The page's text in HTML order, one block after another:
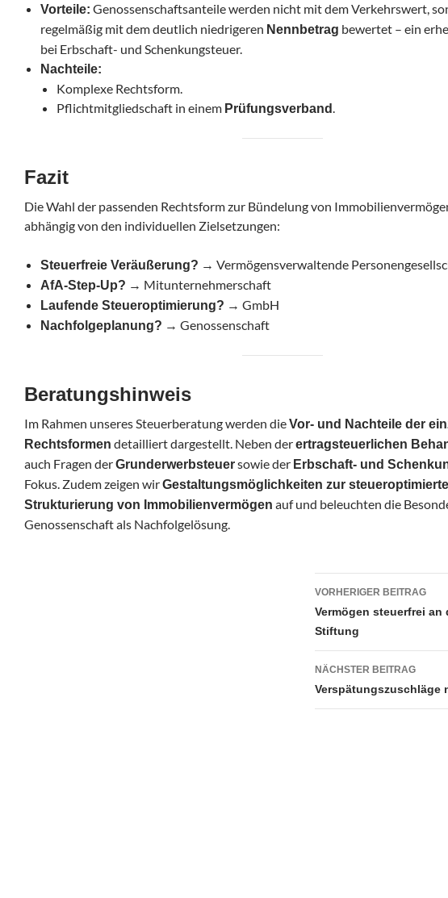
Vorteile: Genossenschaftsanteile werden nicht mit dem Verkehrswert,
regelmäßig mit dem deutlich niedrigeren Nennbetrag bewertet – ein
bei Erbschaft- und Schenkungsteuer.
Nachteile:
Komplexe Rechtsform.
Pflichtmitgliedschaft in einem Prüfungsverband.
Fazit
Die Wahl der passenden Rechtsform zur Bündelung von
abhängig von den individuellen Zielsetzungen:
Steuerfreie Veräußerung? → Vermögensverwaltende
AfA-Step-Up? → Mitunternehmerschaft
Laufende Steueroptimierung? → GmbH
Nachfolgeplanung? → Genossenschaft
Beratungshinweis
Im Rahmen unseres Steuerberatung werden dieVor- und Nachteile der
Rechtsformen detailliert dargestellt. Neben derertragsteuerlichen
auch Fragen derGrunderwerbsteuersowie der Erbschaft- und
Fokus. Zudem zeigen wirGestaltungsmöglichkeiten zur
Strukturierung von Immobilienvermögen auf und beleuchten die
Genossenschaft als Nachfolgelösung.
VORHERIGER BEITRAG
Vermögen steuerfrei
Stiftung
NÄCHSTER BEITRAG
Verspätungszuschläge